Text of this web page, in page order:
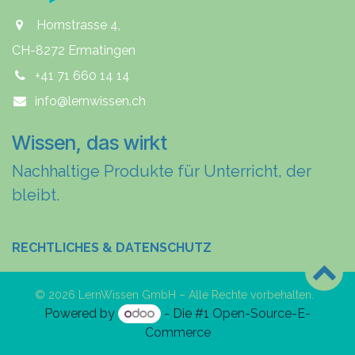
Hornstrasse 4,
CH-8272 Ermatingen
+41 71 660 14 14
info@lernwissen.ch
Wissen, das wirkt
Nachhaltige Produkte für Unterricht, der
bleibt.
RECHTLICHES & DATENSCHUTZ
© 2026 LernWissen GmbH – Alle Rechte vorbehalten.
Powered by - Die #1 Open-Source-E-
Commerce